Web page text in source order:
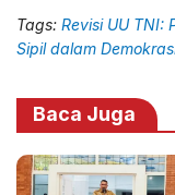
Tags: Revisi UU TNI:
Sipil dalam
Baca Juga